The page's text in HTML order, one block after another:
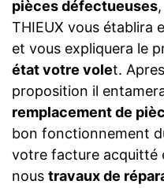
pièces défectueuses
THIEUX vous établira
et vous expliquera le
état votre volet.
proposition il
remplacement de
bon fonctionnement
votre facture acquitté
nous travaux de